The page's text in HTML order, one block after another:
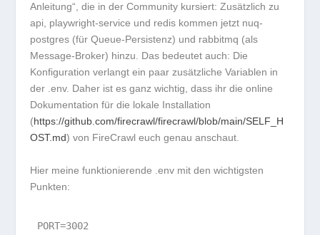
Anleitung“, die in der Community kursiert: Zusätzlich zu
api, playwright-service und redis kommen jetzt nuq-
postgres (für Queue-Persistenz) und rabbitmq (als
Message-Broker) hinzu. Das bedeutet auch: Die
Konfiguration verlangt ein paar zusätzliche Variablen in
der .env. Daher ist es ganz wichtig, dass ihr die online
Dokumentation für die lokale Installation
(https://github.com/firecrawl/firecrawl/blob/main/SELF_H
OST.md) von FireCrawl euch genau anschaut.
Hier meine funktionierende .env mit den wichtigsten
Punkten:
PORT=3002